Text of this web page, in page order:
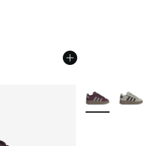
Plus de couleurs